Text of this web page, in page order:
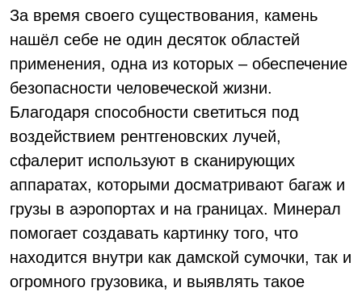
За время своего существования, камень
нашёл себе не один десяток областей
применения, одна из которых – обеспечение
безопасности человеческой жизни.
Благодаря способности светиться под
воздействием рентгеновских лучей,
сфалерит используют в сканирующих
аппаратах, которыми досматривают багаж и
грузы в аэропортах и на границах. Минерал
помогает создавать картинку того, что
находится внутри как дамской сумочки, так и
огромного грузовика, и выявлять такое